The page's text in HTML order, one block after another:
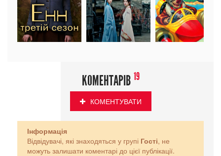
КОМЕНТАРІВ 19
КОМЕНТУВАТИ
Інформація
Відвідувачі, які знаходяться у групі Гості, не
можуть залишати коментарі до цієї публікації.